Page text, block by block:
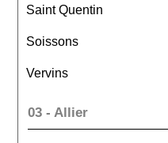
Saint Quentin
Soissons
Vervins
03 - Allier